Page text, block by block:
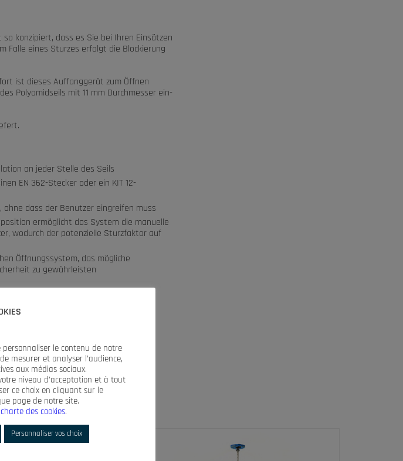
konzipiert, dass es Sie bei Ihren Einsätzen
Falle eines Sturzes erfolgt die Blockierung
ist dieses Auffanggerät zum Öffnen
Polyamidseils mit 11 mm Durchmesser ein-
an jeder Stelle des Seils
EN 362-Stecker oder ein KIT 12-
dass der Benutzer eingreifen muss
ermöglicht das System die manuelle
wodurch der potenzielle Sturzfaktor auf
Öffnungssystem, das mögliche
zu gewährleisten
le contenu de notre
mesurer et analyser l’audience,
aux médias sociaux.
niveau d’acceptation et à tout
ce choix en cliquant sur le
page de notre site.
charte des cookies.
Personnaliser vos choix